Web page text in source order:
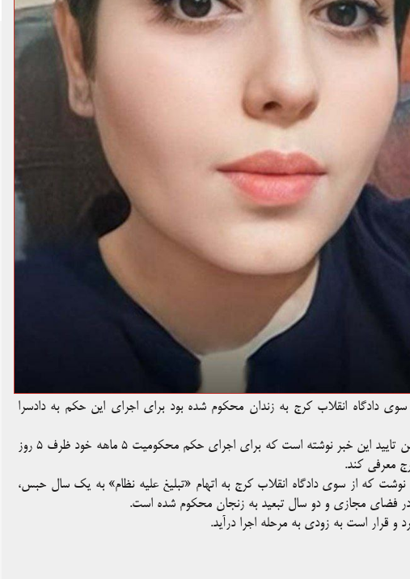
دادگاه انقلاب کرج به زندان محکوم شده بود برای اجرای این حکم به دادسرا
بر اساس گزارش‌ها خانم صالحی در صفحه شخصی خود ضمن تایید این خبر نوشته است که برای اجرای حکم محکومیت ۵ ماهه خود ظرف ۵ روز
معرفی کند.
که از سوی دادگاه انقلاب کرج به اتهام «تبلیغ علیه نظام» به یک سال حبس،
فضای مجازی و دو سال تبعید به زنجان محکوم شده است.